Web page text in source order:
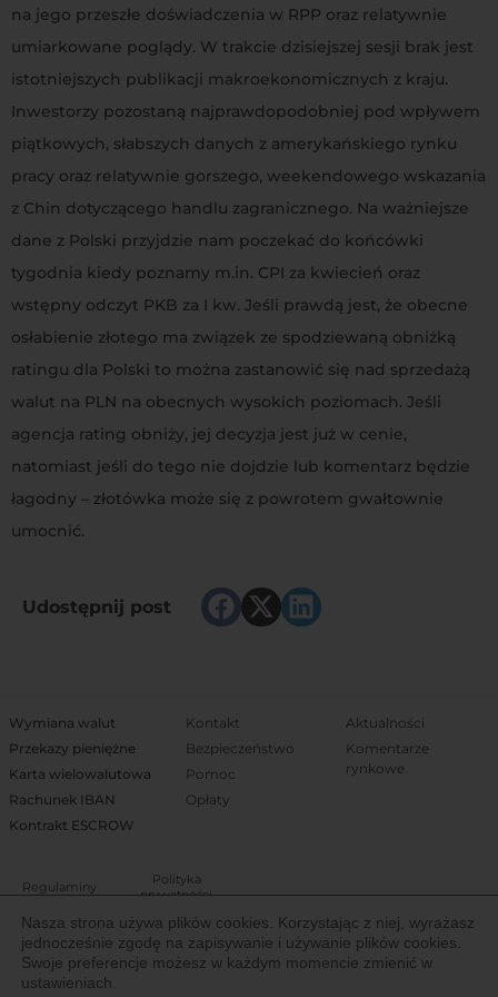
na jego przeszłe doświadczenia w RPP oraz relatywnie
umiarkowane poglądy. W trakcie dzisiejszej sesji brak jest
istotniejszych publikacji makroekonomicznych z kraju.
Inwestorzy pozostaną najprawdopodobniej pod wpływem
piątkowych, słabszych danych z amerykańskiego rynku
pracy oraz relatywnie gorszego, weekendowego wskazania
z Chin dotyczącego handlu zagranicznego. Na ważniejsze
dane z Polski przyjdzie nam poczekać do końcówki
tygodnia kiedy poznamy m.in. CPI za kwiecień oraz
wstępny odczyt PKB za I kw. Jeśli prawdą jest, że obecne
osłabienie złotego ma związek ze spodziewaną obniżką
ratingu dla Polski to można zastanowić się nad sprzedażą
walut na PLN na obecnych wysokich poziomach. Jeśli
agencja rating obniży, jej decyzja jest już w cenie,
natomiast jeśli do tego nie dojdzie lub komentarz będzie
łagodny – złotówka może się z powrotem gwałtownie
umocnić.
Udostępnij post
Wymiana walut
Przekazy pieniężne
Karta wielowalutowa
Rachunek IBAN
Kontrakt ESCROW
Kontakt
Bezpieczeństwo
Pomoc
Opłaty
Aktualności
Komentarze
rynkowe
Regulaminy
Polityka
prywatności
Właścicielem Trejdoo jest Igoria Trade S.A. notowana na Giełdzie Papierów
Wartościowych w Warszawie (New Connect). Spółka posiada licencję
Komisji Nadzoru Finansowego (IP19/2013) Krajowej Instytucji Płatniczej do
Nasza strona używa plików cookies. Korzystając z niej, wyrażasz
jednocześnie zgodę na zapisywanie i używanie plików cookies.
Swoje preferencje możesz w każdym momencie zmienić w
ustawieniach.